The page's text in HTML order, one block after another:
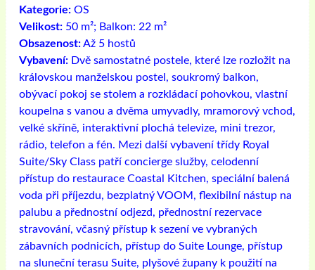
Kategorie: OS
Velikost: 50 m²; Balkon: 22 m²
Obsazenost:Až 5 hostů
Vybavení: Dvě samostatné postele, které lze rozložit na
královskou manželskou postel, soukromý balkon,
obývací pokoj se stolem a rozkládací pohovkou, vlastní
koupelna s vanou a dvěma umyvadly, mramorový vchod,
velké skříně, interaktivní plochá televize, mini trezor,
rádio, telefon a fén. Mezi další vybavení třídy Royal
Suite/Sky Class patří concierge služby, celodenní
přístup do restaurace Coastal Kitchen, speciální balená
voda při příjezdu, bezplatný VOOM, flexibilní nástup na
palubu a přednostní odjezd, přednostní rezervace
stravování, včasný přístup k sezení ve vybraných
zábavních podnicích, přístup do Suite Lounge, přístup
na sluneční terasu Suite, plyšové župany k použití na